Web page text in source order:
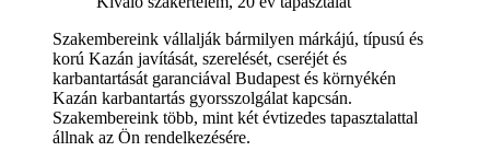
Szakembereink vállalják bármilyen márkájú, típusú és
korú Kazán javítását, szerelését, cseréjét és
karbantartását garanciával Budapest és környékén
Kazán karbantartás gyorsszolgálat kapcsán.
Szakembereink több, mint két évtizedes tapasztalattal
állnak az Ön rendelkezésére.